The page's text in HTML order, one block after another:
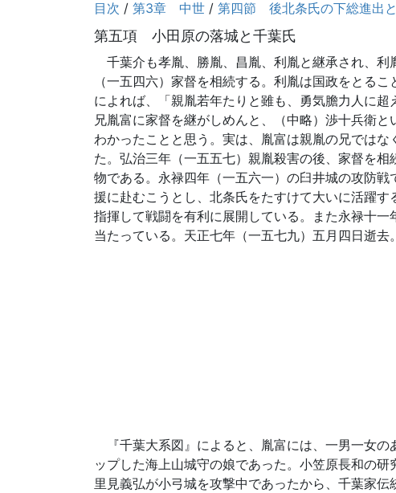
目次 / 第3章 中世 / 第四節 後北条氏の下総進出
第五項 小田原の落城と千葉氏
千葉介も孝胤、勝胤、昌胤、利胤と継承され、利
（一五四六）家督を相続する。利胤は国政をとる
によれば、「親胤若年たりと雖も、勇気膽力人に
兄胤富に家督を継がしめんと、（中略）渉十兵衛
わかったことと思う。実は、胤富は親胤の兄では
た。弘治三年（一五五七）親胤殺害の後、家督を
物である。永禄四年（一五六一）の臼井城の攻防
援に赴むこうとし、北条氏をたすけて大いに活躍
指揮して戦闘を有利に展開している。また永禄十
当たっている。天正七年（一五七九）五月四日逝去
『千葉大系図』によると、胤富には、一男一女の
ップした海上山城守の娘であった。小笠原長和の
里見義弘が小弓城を攻撃中であったから、千葉家